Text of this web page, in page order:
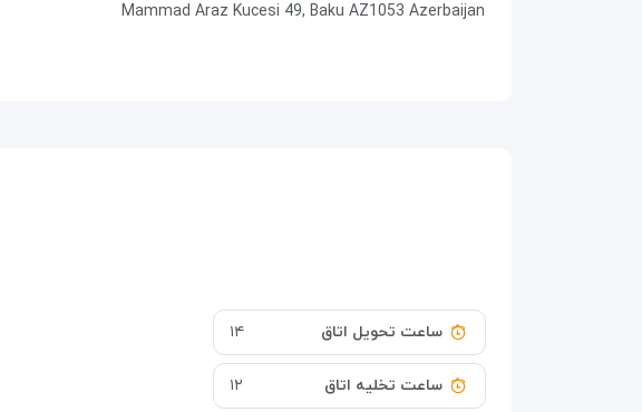
Mammad Araz Kucesi 49, Baku AZ1053 Azerbaijan
ساعت تحویل اتاق ۱۴
ساعت تخلیه اتاق ۱۲